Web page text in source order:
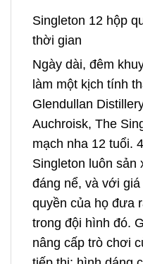
Singleton 12 hộp
thời gian
Ngày dài, đêm
làm một kịch tính
Glendullan
Auchroisk, The
mạch nha 12 tuổi.
Singleton luôn sản
đáng nể, và với
quyền của họ đưa
trong đội hình đó.
nâng cấp trò chơi